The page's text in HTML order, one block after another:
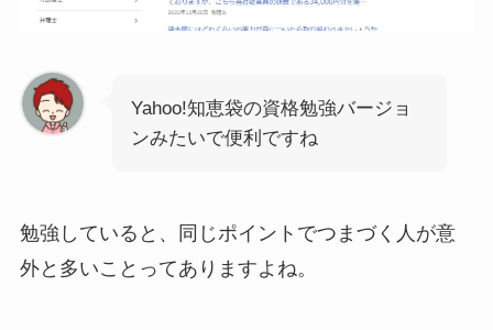
Yahoo!知恵袋の資格勉強バージョ
ンみたいで便利ですね
勉強していると、同じポイントでつまづく人が意
外と多いことってありますよね。